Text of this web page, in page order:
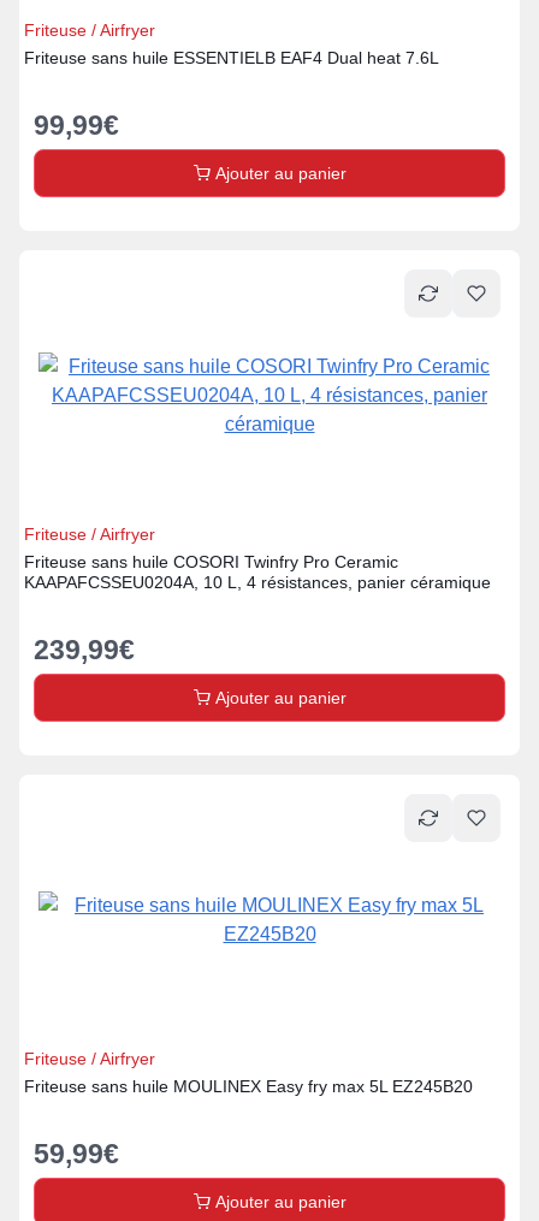
Friteuse / Airfryer
Friteuse sans huile ESSENTIELB EAF4 Dual heat 7.6L
99,99€
Ajouter au panier
Friteuse / Airfryer
Friteuse sans huile COSORI Twinfry Pro Ceramic
KAAPAFCSSEU0204A, 10 L, 4 résistances, panier céramique
239,99€
Ajouter au panier
Friteuse / Airfryer
Friteuse sans huile MOULINEX Easy fry max 5L EZ245B20
59,99€
Ajouter au panier